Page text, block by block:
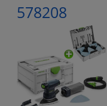
578208